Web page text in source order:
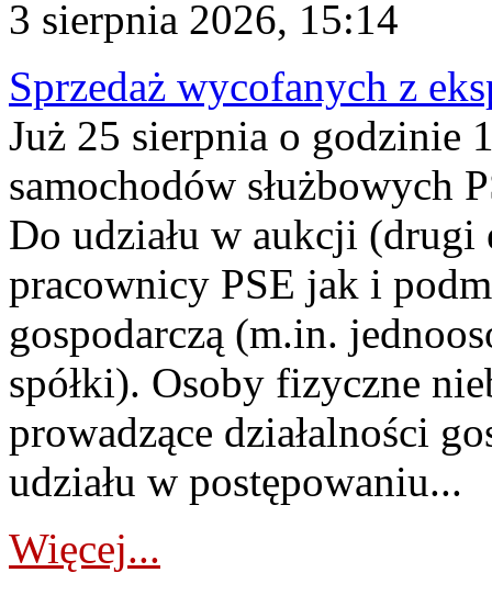
3 sierpnia 2026, 15:14
Sprzedaż wycofanych z
Już 25 sierpnia o godzinie
samochodów służbowych
Do udziału w aukcji (drugi
pracownicy PSE jak i
gospodarczą (m.in.
spółki). Osoby fizyczne
prowadzące działalności
udziału w postępowaniu...
Więcej...